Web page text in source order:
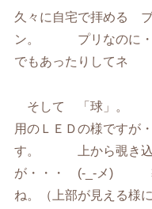
久々に自宅で拝める
ン。 プリなのに・
でもあったりして
そして 「球」。
用のＬＥＤの様ですが
す。 上から覗き込
が・・・ (-_-メ) 導
ね。（上部が見える様